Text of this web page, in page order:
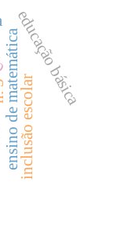
ensino de matemáticainclusão escolar
educação básica